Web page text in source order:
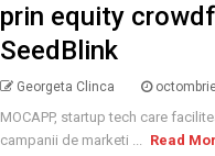
prin equity
SeedBlink
Georgeta Clinca
MOCAPP, startup tech care
campanii de marketi ... Read